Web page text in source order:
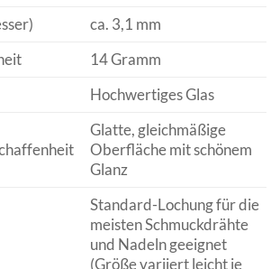
ca. 3,1 mm
14 Gramm
Hochwertiges Glas
Glatte, gleichmäßige
Oberfläche mit schönem
Glanz
Standard-Lochung für die
meisten Schmuckdrähte
und Nadeln geeignet
(Größe variiert leicht je